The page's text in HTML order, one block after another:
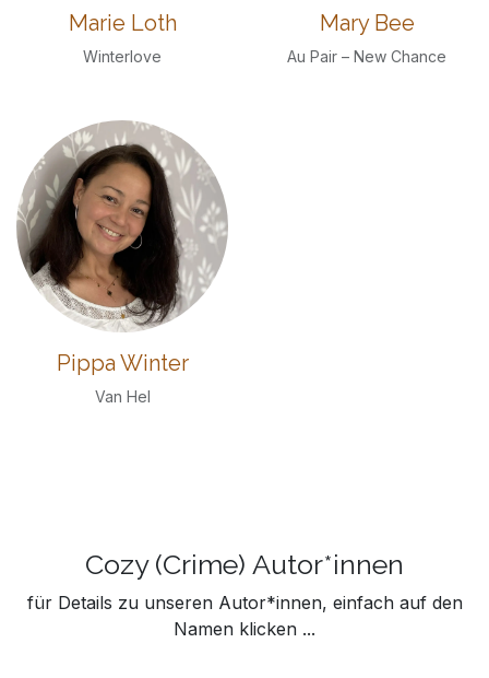
Marie Loth
Winterlove
Mary Bee
Au Pair – New Chance
Pippa Winter
Van Hel
Cozy (Crime) Autor*innen
für Details zu unseren Autor*innen, einfach auf den
Namen klicken ...